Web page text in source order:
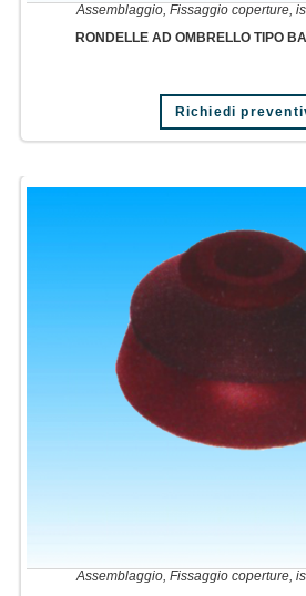
Assemblaggio Fissaggio coperture,
RONDELLE AD OMBRELLO TIPO
Richiedi
Assemblaggio Fissaggio coperture,